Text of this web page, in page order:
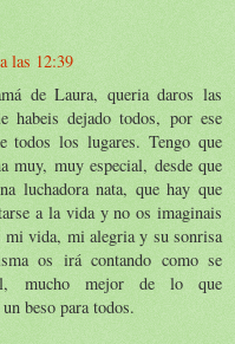
las 12:39
de Laura, queria daros las
habeis dejado todos, por ese
todos los lugares. Tengo que
muy, muy especial, desde que
luchadora nata, que hay que
a la vida y no os imaginais
mi vida, mi alegria y su sonrisa
os irá contando como se
mucho mejor de lo que
beso para todos.